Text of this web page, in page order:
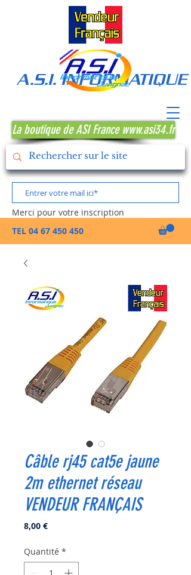
TEL 04 67 450 450
A.S.I.
La boutique de ASI France www.asi34.fr
Merci pour votre inscription
Câble rj45 cat5e jaune
2m ethernet réseau
VENDEUR FRANÇAIS
8,00 €Prix
Quantité *